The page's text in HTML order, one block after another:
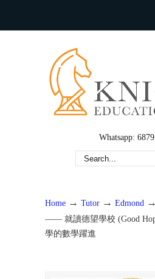
Whatsapp:
Home → Tutor → Edmond →
—— 就讀德望學校 (Good
學的數學躍進